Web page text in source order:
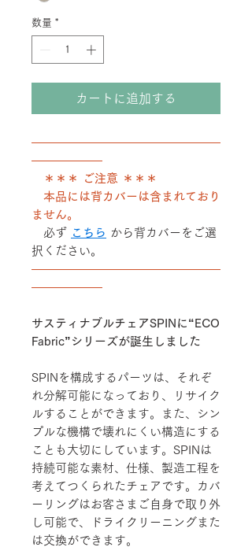
数量 *
カートに追加する
――――――――――――――――
――――――
＊＊＊ ご注意 ＊＊＊
本品には背カバーは含まれており
ません。
必ず こちら から背カバーをご選
択ください。
――――――――――――――――
――――――
サスティナブルチェアSPINに“ECO
Fabric”シリーズが誕生しました
SPINを構成するパーツは、それぞ
れ分解可能になっており、リサイク
ルすることができます。また、シン
プルな機構で壊れにくい構造にする
ことも大切にしています。SPINは
持続可能な素材、仕様、製造工程を
考えてつくられたチェアです。カバ
ーリングはお客さまご自身で取り外
し可能で、ドライクリーニングまた
は交換ができます。